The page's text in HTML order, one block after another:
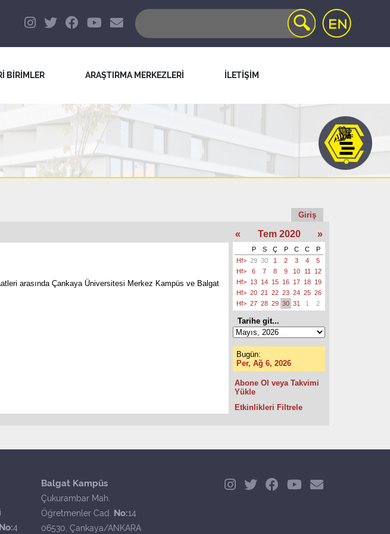
BİRİMLER ARAŞTIRMA MERKEZLERİ İLETİŞİM
Giriş
arasında Çankaya Üniversitesi Merkez Kampüs ve Balgat
« Tem 2020 »
P S Ç P C C
P
Hf> 29 30 1 2 3 4
5
Hf>
6 7 8 9 10 11
12
Hf> 13 14 15 16 17 18 19
Hf> 20 21 22 23 24 25 26
Hf> 27 28 29 30 31 1 2
Tarihe git...
Bugün:
Per, Ağ 6, 2026
Abone Ol veya Takvimi
Yükle
Etkinlikleri Filtrele
No:4
Balgat Kampüs
Çukurambar Mah.
Öğretmenler Cad. No:14
06530, Çankaya/ANKARA